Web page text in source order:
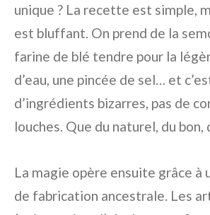
unique ? La recette est simple,
est bluffant. On prend de la
farine de blé tendre pour la
d’eau, une pincée de sel… et
d’ingrédients bizarres, pas de
louches. Que du naturel, du bon,
La magie opère ensuite grâce à
de fabrication ancestrale. Les